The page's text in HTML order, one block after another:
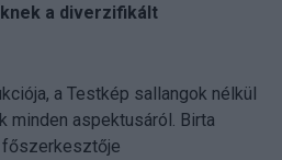
a diverzifikált
a Testkép sallangok nélkül
aspektusáról. Birta
főszerkesztője